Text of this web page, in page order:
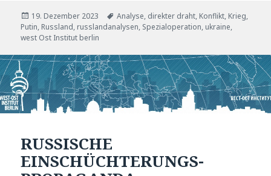
Veröffentlicht
am
19. Dezember 2023 Tags
Analyse, direkter draht, Konflikt, Krieg,
Putin, Russland, russlandanalysen, Spezialoperation, ukraine,
west Ost Institut berlin
RUSSISCHE
EINSCHÜCHTERUNGS-